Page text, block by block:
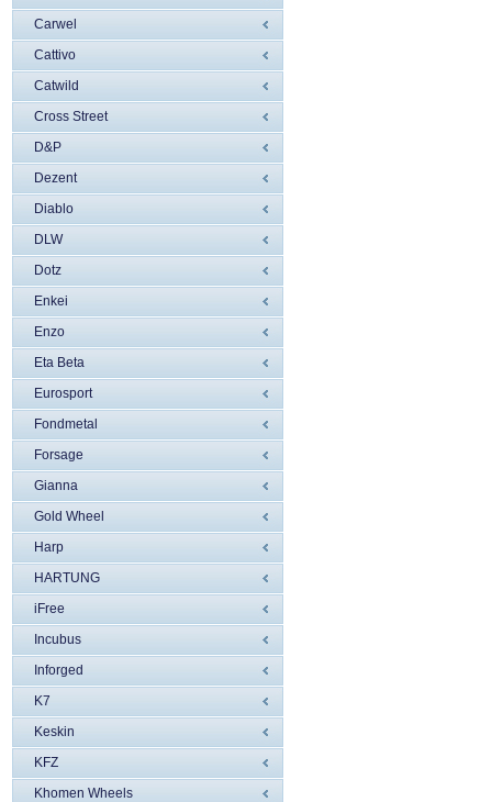
Carwel
Cattivo
Catwild
Cross Street
D&P
Dezent
Diablo
DLW
Dotz
Enkei
Enzo
Eta Beta
Eurosport
Fondmetal
Forsage
Gianna
Gold Wheel
Harp
HARTUNG
iFree
Incubus
Inforged
K7
Keskin
KFZ
Khomen Wheels